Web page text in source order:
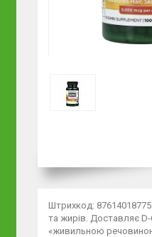
Штрихкод: 87614018775
та жирів. Доставляє D-
«живильною речовиною